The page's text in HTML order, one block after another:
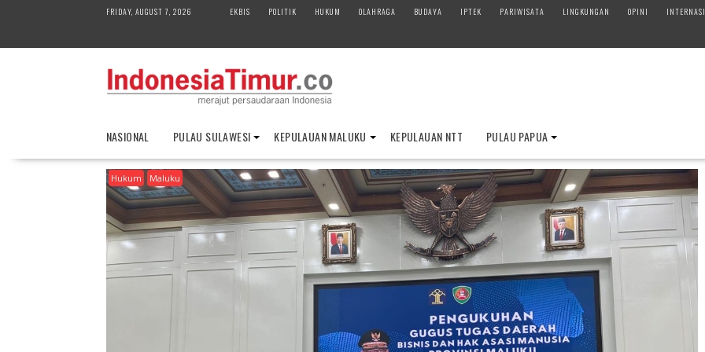
FRIDAY, AUGUST 7, 2026 EKBIS POLITIK HUKUM OLAHRAGA BUDAYA IPTEK PARIWISATA LINGKUNGAN OPINI
NASIONAL PULAU SULAWESI KEPULAUAN MALUKU KEPULAUAN NTT PULAU PAPUA
Hukum Maluku